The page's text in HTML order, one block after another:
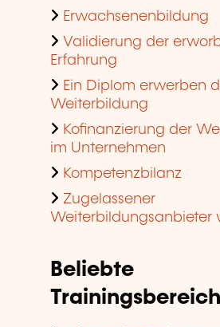
Erwachsenenbildung
Validierung der
Erfahrung
Ein Diplom erwerben
Weiterbildung
Kofinanzierung der
im Unternehmen
Kompetenzbilanz
Zugelassener
Weiterbildungsanbieter
Beliebte